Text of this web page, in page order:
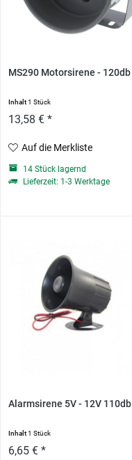
MS290 Motorsirene - 120db
Inhalt1 Stück
13,58 € *
Auf die Merkliste
14 Stück lagernd
Lieferzeit: 1-3 Werktage
Alarmsirene 5V - 12V 110db
Inhalt1 Stück
6,65 € *